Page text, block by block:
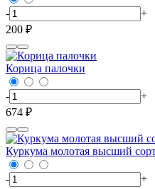
-
+
200 ₽
Корица палочки
-
+
674 ₽
Куркума молотая высший
-
+